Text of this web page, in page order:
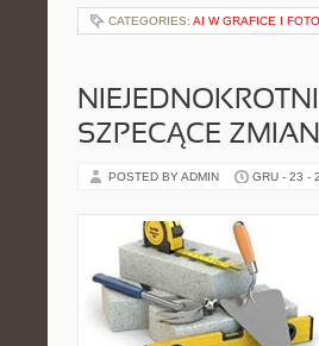
CATEGORIES: AI W GRAFICE I
SZPECĄCE
POSTED BY ADMIN GRU - 23 -